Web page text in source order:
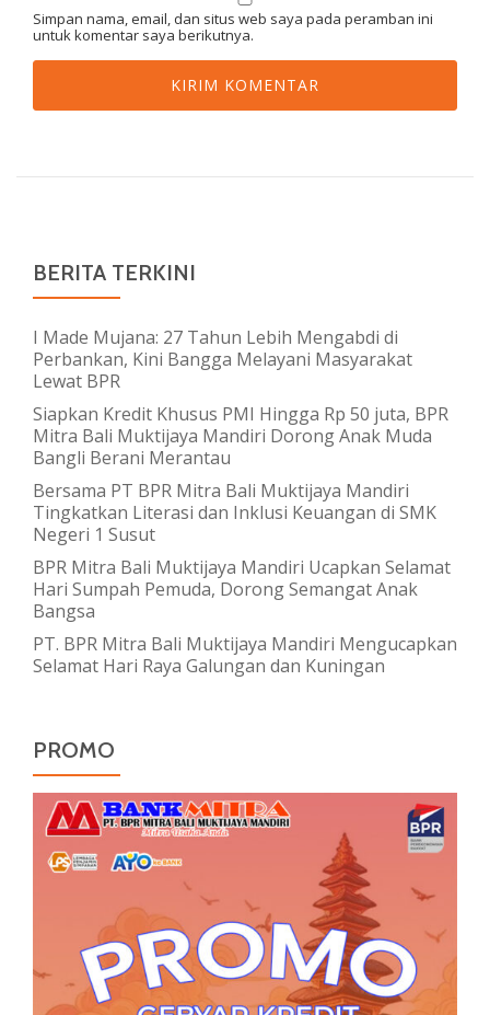
Simpan nama, email, dan situs web saya pada peramban ini
untuk komentar saya berikutnya.
BERITA TERKINI
I Made Mujana: 27 Tahun Lebih Mengabdi di
Perbankan, Kini Bangga Melayani Masyarakat
Lewat BPR
Siapkan Kredit Khusus PMI Hingga Rp 50 juta, BPR
Mitra Bali Muktijaya Mandiri Dorong Anak Muda
Bangli Berani Merantau
Bersama PT BPR Mitra Bali Muktijaya Mandiri
Tingkatkan Literasi dan Inklusi Keuangan di SMK
Negeri 1 Susut
BPR Mitra Bali Muktijaya Mandiri Ucapkan Selamat
Hari Sumpah Pemuda, Dorong Semangat Anak
Bangsa
PT. BPR Mitra Bali Muktijaya Mandiri Mengucapkan
Selamat Hari Raya Galungan dan Kuningan
PROMO